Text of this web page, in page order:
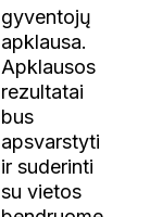
gyventojų
apklausa.
Apklausos
rezultatai
bus
apsvarstyti
ir suderinti
su vietos